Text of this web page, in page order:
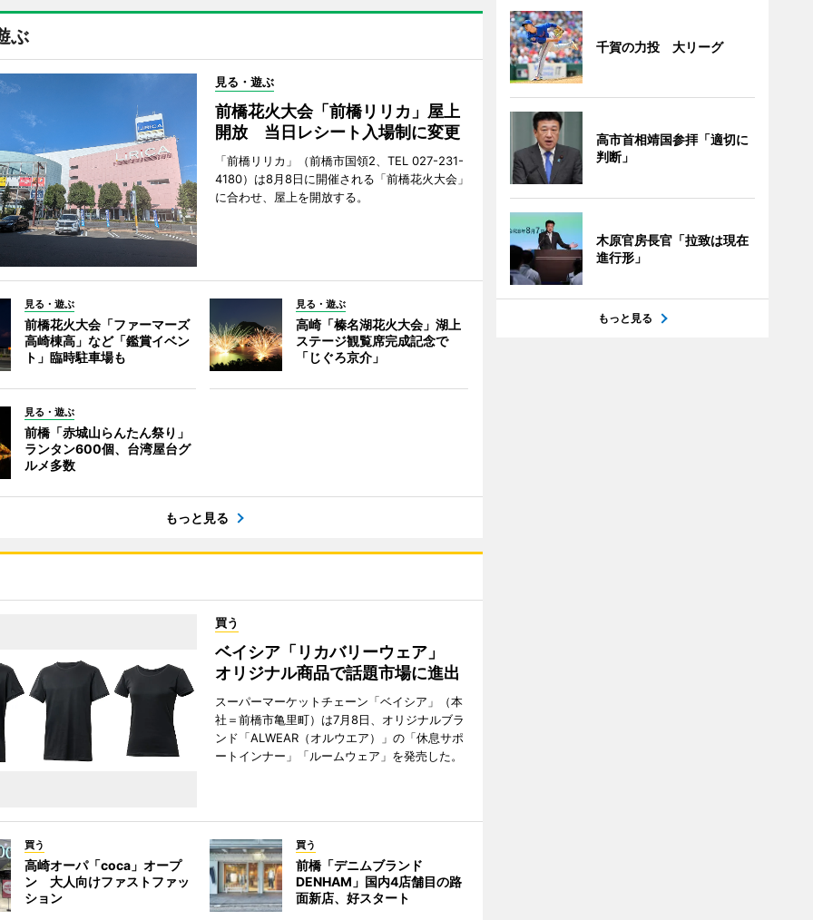
ぶ
見る・遊ぶ
前橋花火大会「前橋リリカ」屋上
開放 当日レシート入場制に変更
「前橋リリカ」（前橋市国領2、TEL 027-231-
4180）は8月8日に開催される「前橋花火大会」
に合わせ、屋上を開放する。
見る・遊ぶ
前橋花火大会「ファーマーズ
高崎棟高」など「鑑賞イベン
ト」臨時駐車場も
見る・遊ぶ
高崎「榛名湖花火大会」湖上
ステージ観覧席完成記念で
「じぐろ京介」
見る・遊ぶ
前橋「赤城山らんたん祭り」
ランタン600個、台湾屋台グ
ルメ多数
もっと見る
買う
ベイシア「リカバリーウェア」
オリジナル商品で話題市場に進出
スーパーマーケットチェーン「ベイシア」（本
社＝前橋市亀里町）は7月8日、オリジナルブラ
ンド「ALWEAR（オルウエア）」の「休息サポ
ートインナー」「ルームウェア」を発売した。
買う
高崎オーパ「coca」オープ
ン 大人向けファストファッ
ション
買う
前橋「デニムブランド
DENHAM」国内4店舗目の路
面新店、好スタート
千賀の力投 大リーグ
高市首相靖国参拝「適切に
判断」
木原官房長官「拉致は現在
進行形」
もっと見る